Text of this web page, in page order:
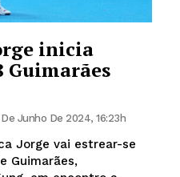
inicia
Guimarães
De Junho De 2024, 16:23h
Jorge vai estrear-se
Guimarães,